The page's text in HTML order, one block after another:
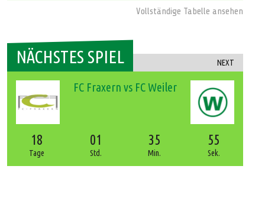
Vollständige Tabelle ansehen
NEXT
NÄCHSTES SPIEL
FC Fraxern vs FC Weiler
18
Tage
01
Std.
35
Min.
55
Sek.